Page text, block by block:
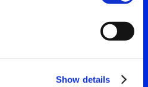
Show details